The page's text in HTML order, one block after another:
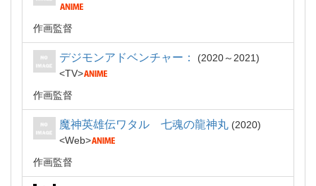
作画監督
デジモンアドベンチャー：
2020～2021
TV
作画監督
魔神英雄伝ワタル 七魂の龍神丸
2020
Web
作画監督